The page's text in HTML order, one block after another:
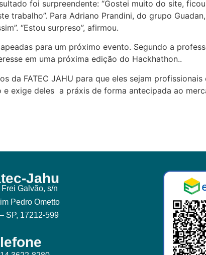
foi surpreendente: “Gostei muito do site,
trabalho”. Para Adriano Prandini, do grupo
“Estou surpreso”, afirmou.
para um próximo evento. Segundo a
em uma próxima edição do Hackhathon..
da FATEC JAHU para que eles sejam
exige deles a práxis de forma antecipada ao
Jahu
Frei Galvão, s/n
Pedro Ometto
SP, 17212-599